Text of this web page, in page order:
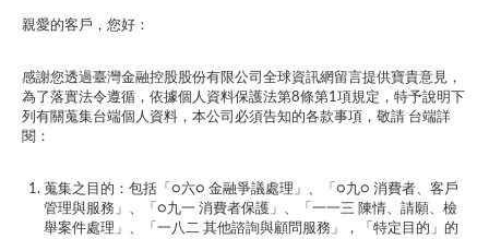
親愛的客戶，您好：
感謝您透過臺灣金融控股股份有限公司全球資訊網留言提供寶貴意見，
為了落實法令遵循，依據個人資料保護法第8條第1項規定，特予說明下
列有關蒐集台端個人資料，本公司必須告知的各款事項，敬請 台端詳
閱：
蒐集之目的：包括「○六○ 金融爭議處理」、「○九○ 消費者、客戶
管理與服務」、「○九一 消費者保護」、「一一三 陳情、請願、檢
舉案件處理」、「一八二 其他諮詢與顧問服務」，「特定目的」的